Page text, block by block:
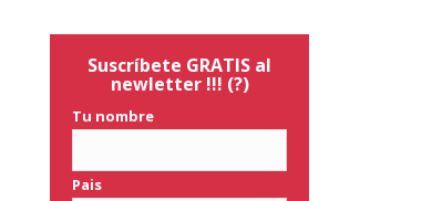
Suscríbete GRATIS al
newletter !!! (?)
Tu nombre
Pais